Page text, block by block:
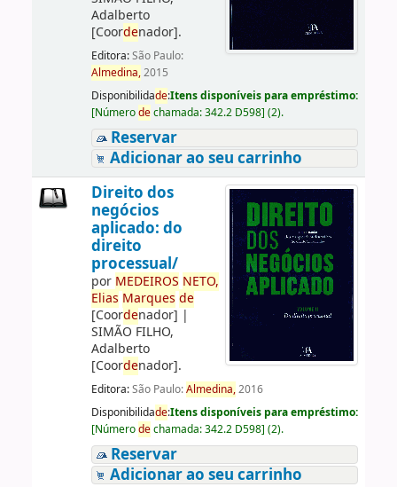
Adalberto
[Coordenador].
Editora:São Paulo:
Almedina,2015
Disponibilidade:Itens disponíveis para empréstimo:
[Númerodechamada:342.2 D598] (2).
Reservar
Adicionar ao seu carrinho
Direito dos
negócios
aplicado: do
direito
processual/
por MEDEIROS NETO,
Elias Marques de
[Coordenador] |
SIMÃO FILHO,
Adalberto
[Coordenador].
Editora:São Paulo:Almedina,2016
Disponibilidade:Itens disponíveis para empréstimo:
[Númerodechamada:342.2 D598] (2).
Reservar
Adicionar ao seu carrinho